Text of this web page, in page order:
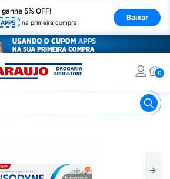
5% OFF!
APP5 na primeira compra
Baixar
0
Pasta de Dente